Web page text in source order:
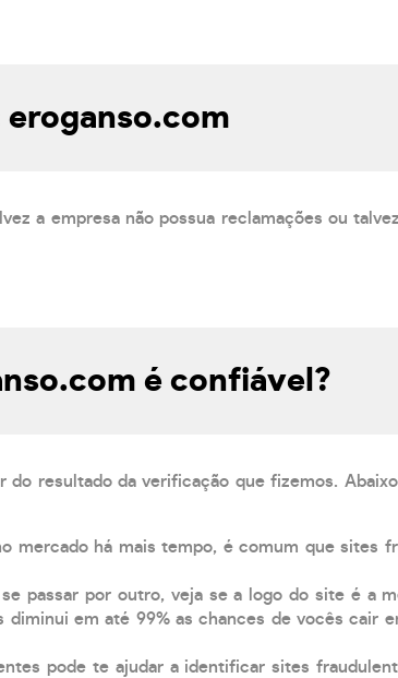
eroganso.com
a empresa não possua reclamações ou
é confiável?
resultado da verificação que fizemos.
mercado há mais tempo, é comum que sites
passar por outro, veja se a logo do site é a
em até 99% as chances de vocês cair
pode te ajudar a identificar sites